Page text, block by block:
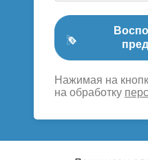
Нажимая на
на обработку